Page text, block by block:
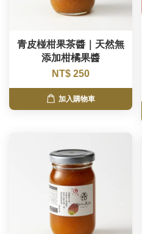
青皮椪柑果茶醬｜天然無
添加柑橘果醬
NT$ 250
加入購物車